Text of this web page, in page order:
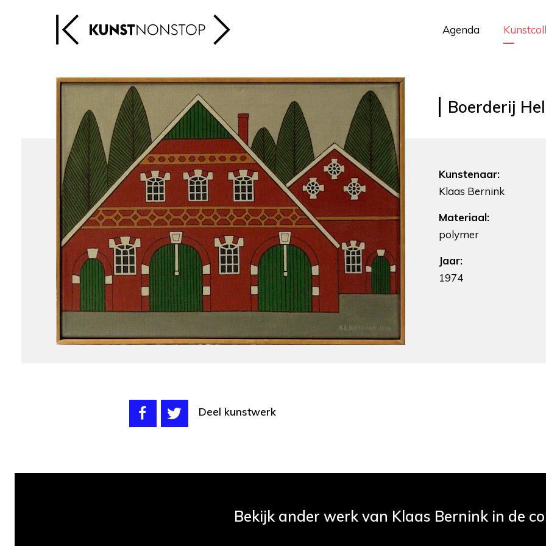
Agenda
Boerderij
Kunstenaar:
Klaas Bernink
Materiaal:
polymer
Jaar:
1974
Deel kunstwerk
Bekijk ander werk van Klaas Bernink in de